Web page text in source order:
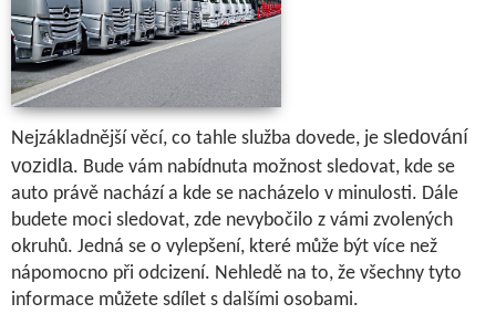
Nejzákladnější věcí, co tahle služba dovede, je sledování
vozidla. Bude vám nabídnuta možnost sledovat, kde se
auto právě nachází a kde se nacházelo v minulosti. Dále
budete moci sledovat, zde nevybočilo z vámi zvolených
okruhů. Jedná se o vylepšení, které může být více než
nápomocno při odcizení. Nehledě na to, že všechny tyto
informace můžete sdílet s dalšími osobami.